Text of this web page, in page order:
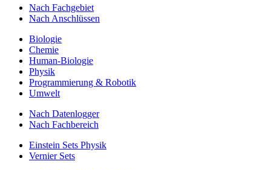
Nach Fachgebiet
Nach Anschlüssen
Biologie
Chemie
Human-Biologie
Physik
Programmierung & Robotik
Umwelt
Nach Datenlogger
Nach Fachbereich
Einstein Sets Physik
Vernier Sets